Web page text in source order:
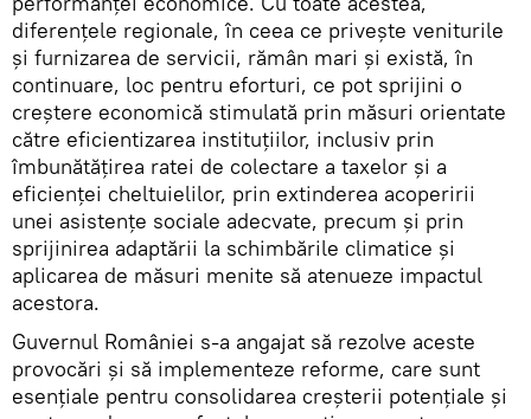
diferenţele regionale, în ceea ce priveşte veniturile
şi furnizarea de servicii, rămân mari şi există, în
continuare, loc pentru eforturi, ce pot sprijini o
creştere economică stimulată prin măsuri orientate
către eficientizarea instituţiilor, inclusiv prin
îmbunătăţirea ratei de colectare a taxelor şi a
eficienţei cheltuielilor, prin extinderea acoperirii
unei asistenţe sociale adecvate, precum şi prin
sprijinirea adaptării la schimbările climatice şi
aplicarea de măsuri menite să atenueze impactul
acestora.
Guvernul României s-a angajat să rezolve aceste
provocări şi să implementeze reforme, care sunt
esenţiale pentru consolidarea creşterii potenţiale şi